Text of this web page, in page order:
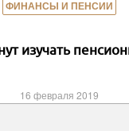
ФИНАНСЫ И ПЕНСИИ
изучать
16 февраля 2019